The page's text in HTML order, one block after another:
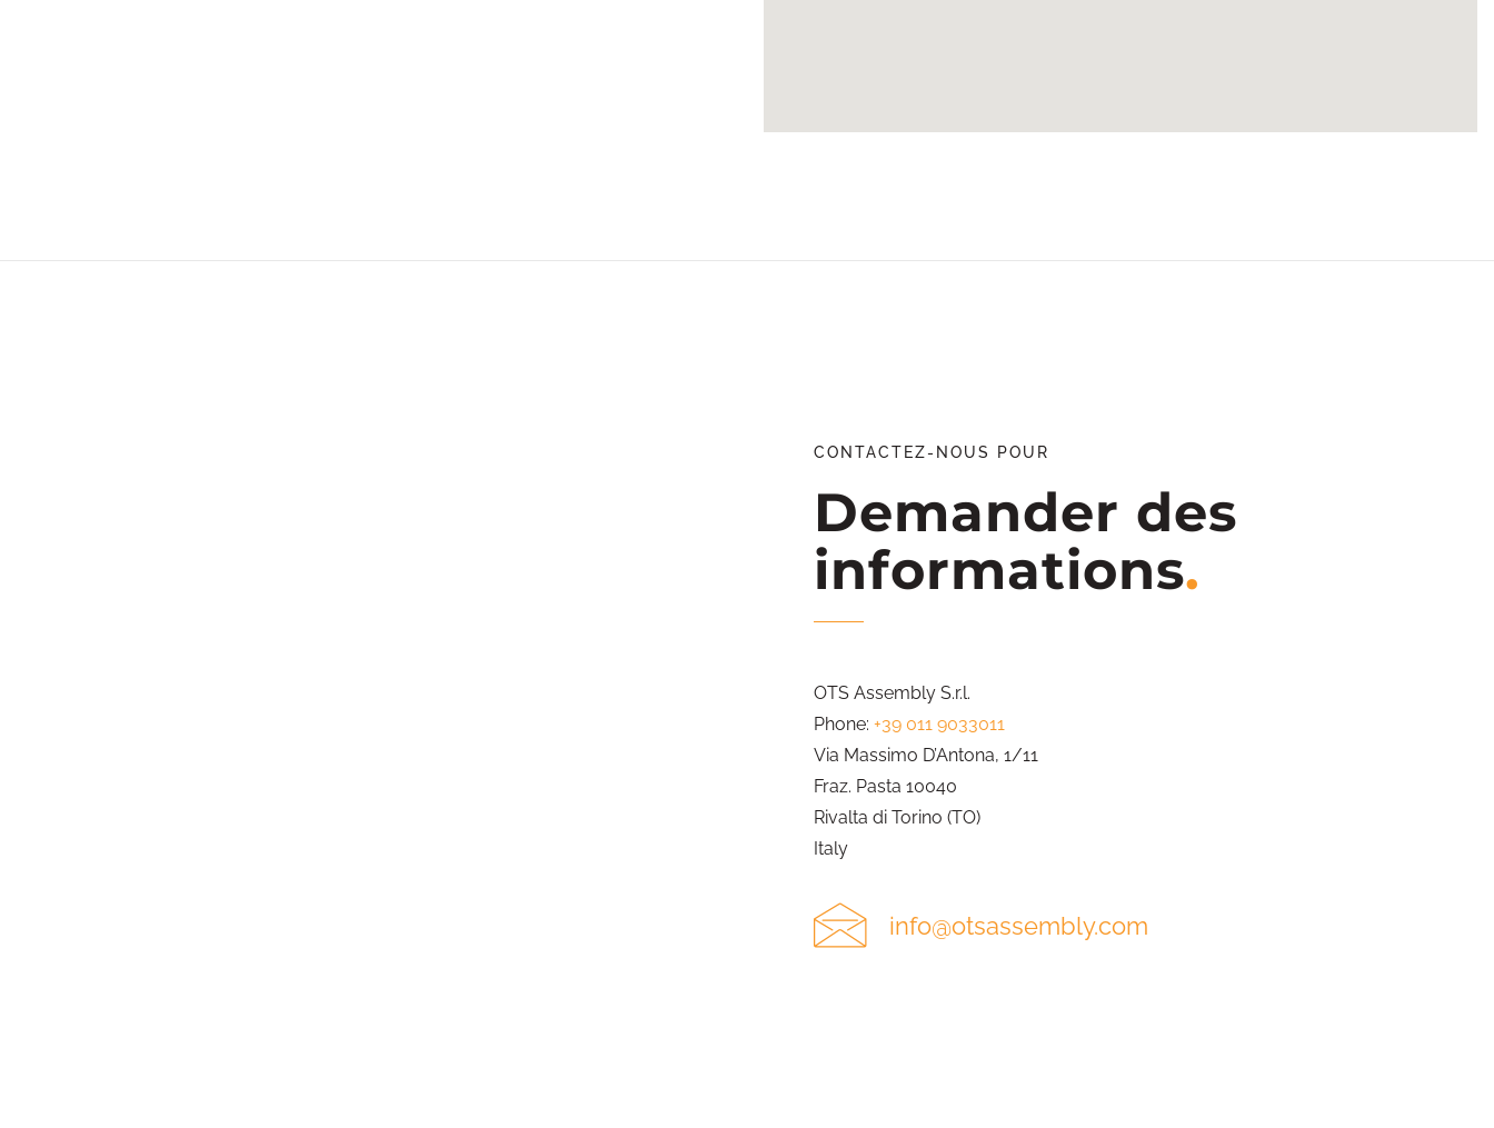
CONTACTEZ-NOUS POUR
Demander des
informations
OTS Assembly S.r.l.
Phone: +39 011 9033011
Via Massimo D’Antona, 1/11
Fraz. Pasta 10040
Rivalta di Torino (TO)
Italy
info@otsassembly.com